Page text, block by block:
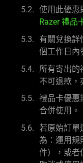
使用此優惠
Razer 禮品
有關兌換詳
個工作日內
所有寄出的
不可退款，
禮品卡優惠
合併使用。
若原始訂單
為：運用規
件），或者